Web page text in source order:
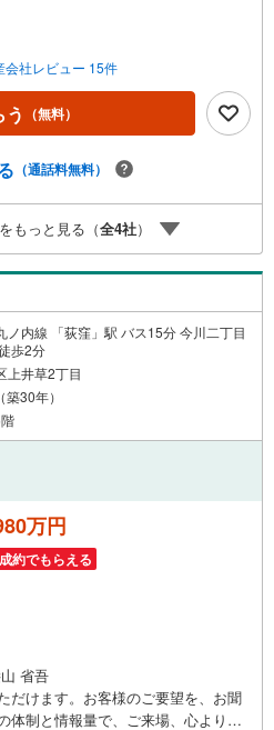
らえる「Yahoo！ 不動産 物件ご成約
になります。「資料をもらう」「見
からお問い合わせください。※必ずY
グインしてください。※PayPayボー
渡はできません。ご案内・詳細な資
どうぞ♪お電話でのお問い合わせも
会社レビュー 15件
（無料）
（通話料無料）
もっと見る（全4社）
ノ内線 「荻窪」駅 バス15分 今川二丁目
歩2分
上井草2丁目
30年）
万円
成約でもらえる
省吾
だけます。お客様のご要望を、お聞
体制と情報量で、ご来場、心よりお